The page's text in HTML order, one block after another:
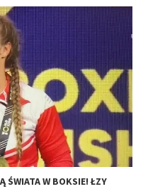
ŚWIATA W BOKSIE! ŁZY